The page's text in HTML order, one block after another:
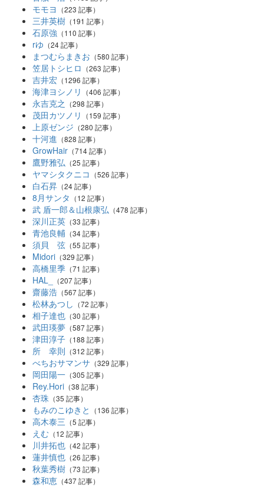
モモヨ （223 記事）
三井英樹 （191 記事）
石原強 （110 記事）
rゆ （24 記事）
まつむらまきお （580 記事）
笠居トシヒロ （263 記事）
吉井宏 （1296 記事）
海津ヨシノリ （406 記事）
永吉克之 （298 記事）
茂田カツノリ （159 記事）
上原ゼンジ （280 記事）
十河進 （828 記事）
GrowHair （714 記事）
鷹野雅弘 （25 記事）
ヤマシタクニコ （526 記事）
白石昇 （24 記事）
8月サンタ （12 記事）
武 盾一郎＆山根康弘 （478 記事）
深川正英 （33 記事）
青池良輔 （34 記事）
須貝 弦 （55 記事）
Midori （329 記事）
高橋里季 （71 記事）
HAL_ （207 記事）
齋藤浩 （567 記事）
松林あつし （72 記事）
相子達也 （30 記事）
武田瑛夢 （587 記事）
津田淳子 （188 記事）
所 幸則 （312 記事）
べちおサマンサ （329 記事）
岡田陽一 （305 記事）
Rey.Hori （38 記事）
杏珠 （35 記事）
もみのこゆきと （136 記事）
高木泰三 （5 記事）
えむ （12 記事）
川井拓也 （42 記事）
蓮井慎也 （26 記事）
秋葉秀樹 （73 記事）
森和恵 （437 記事）